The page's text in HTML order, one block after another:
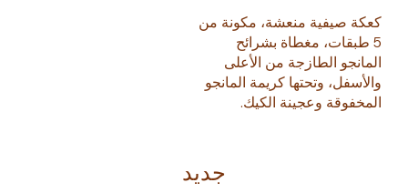
كعكة صيفية منعشة، مكونة من
5 طبقات، مغطاة بشرائح
المانجو الطازجة من الأعلى
والأسفل، وتحتها كريمة المانجو
المخفوقة وعجينة الكيك.
جديد